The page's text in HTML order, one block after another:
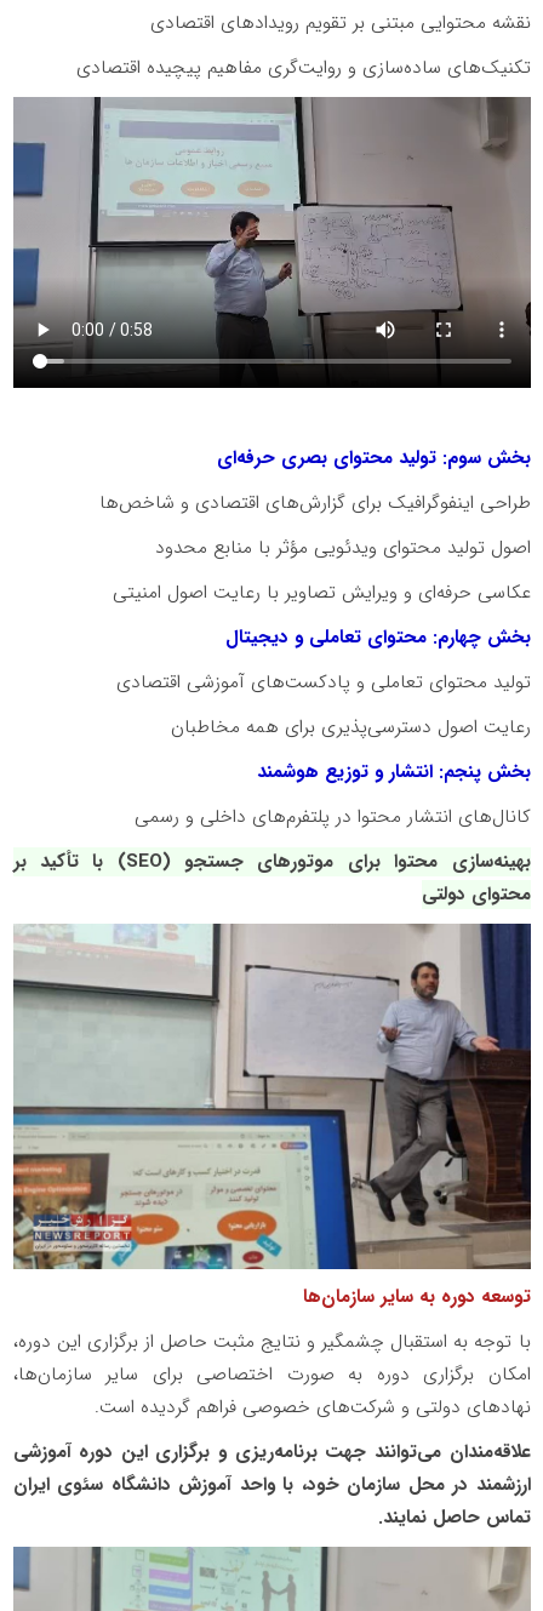
نقشه محتوایی مبتنی بر تقویم رویدادهای اقتصادی
تکنیک‌های ساده‌سازی و روایت‌گری مفاهیم پیچیده اقتصادی
بخش سوم: تولید محتوای بصری حرفه‌ای
طراحی اینفوگرافیک برای گزارش‌های اقتصادی و شاخص‌ها
اصول تولید محتوای ویدئویی مؤثر با منابع محدود
عکاسی حرفه‌ای و ویرایش تصاویر با رعایت اصول امنیتی
بخش چهارم: محتوای تعاملی و دیجیتال
تولید محتوای تعاملی و پادکست‌های آموزشی اقتصادی
رعایت اصول دسترسی‌پذیری برای همه مخاطبان
بخش پنجم: انتشار و توزیع هوشمند
کانال‌های انتشار محتوا در پلتفرم‌های داخلی و رسمی
بهینه‌سازی محتوا برای موتورهای جستجو (SEO) با تأکید بر
محتوای دولتی
توسعه دوره به سایر سازمان‌ها
با توجه به استقبال چشمگیر و نتایج مثبت حاصل از برگزاری این دوره،
امکان برگزاری دوره به صورت اختصاصی برای سایر سازمان‌ها،
نهادهای دولتی و شرکت‌های خصوصی فراهم گردیده است.
علاقه‌مندان می‌توانند جهت برنامه‌ریزی و برگزاری این دوره آموزشی
ارزشمند در محل سازمان خود، با واحد آموزش دانشگاه سئوی ایران
تماس حاصل نمایند.